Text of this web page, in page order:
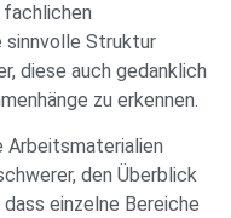
fachlichen
sinnvolle Struktur
diese auch gedanklich
zu erkennen.
Arbeitsmaterialien
den Überblick
einzelne Bereiche